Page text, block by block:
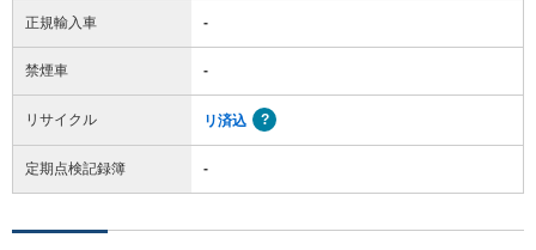
正規輸入車 -
禁煙車 -
リサイクル リ済込
定期点検記録簿 -